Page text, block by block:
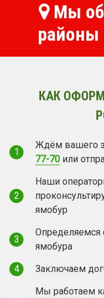
Мы
районы
КАК
1
Ждём вашего
77-70 или
2
Наши
ямобур
3
Определяемся
ямобура
4
Заключаем
Мы работаем